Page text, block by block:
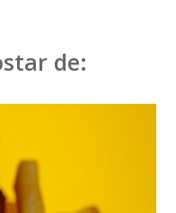
de: